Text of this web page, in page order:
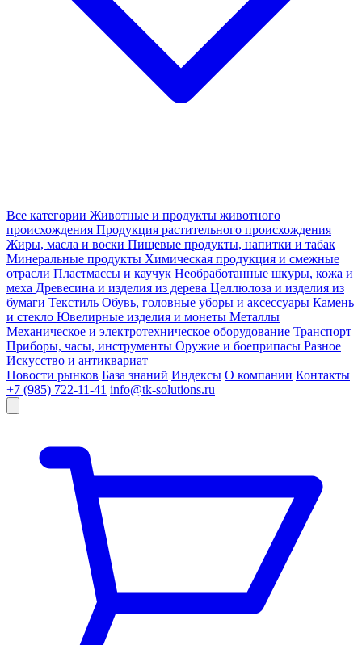
Все категории Животные и продукты животного
происхождения Продукция растительного происхождения
Жиры, масла и воски Пищевые продукты, напитки и табак
Минеральные продукты Химическая продукция и смежные
отрасли Пластмассы и каучук Необработанные шкуры, кожа и
меха Древесина и изделия из дерева Целлюлоза и изделия из
бумаги Текстиль Обувь, головные уборы и аксессуары Камень
и стекло Ювелирные изделия и монеты Металлы
Механическое и электротехническое оборудование Транспорт
Приборы, часы, инструменты Оружие и боеприпасы Разное
Искусство и антиквариат
Новости рынков База знаний Индексы О компании Контакты
+7 (985) 722-11-41 info@tk-solutions.ru